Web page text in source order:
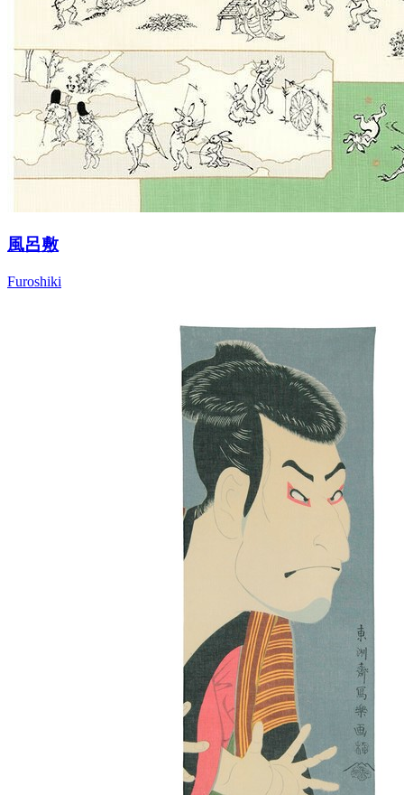
風呂敷
Furoshiki